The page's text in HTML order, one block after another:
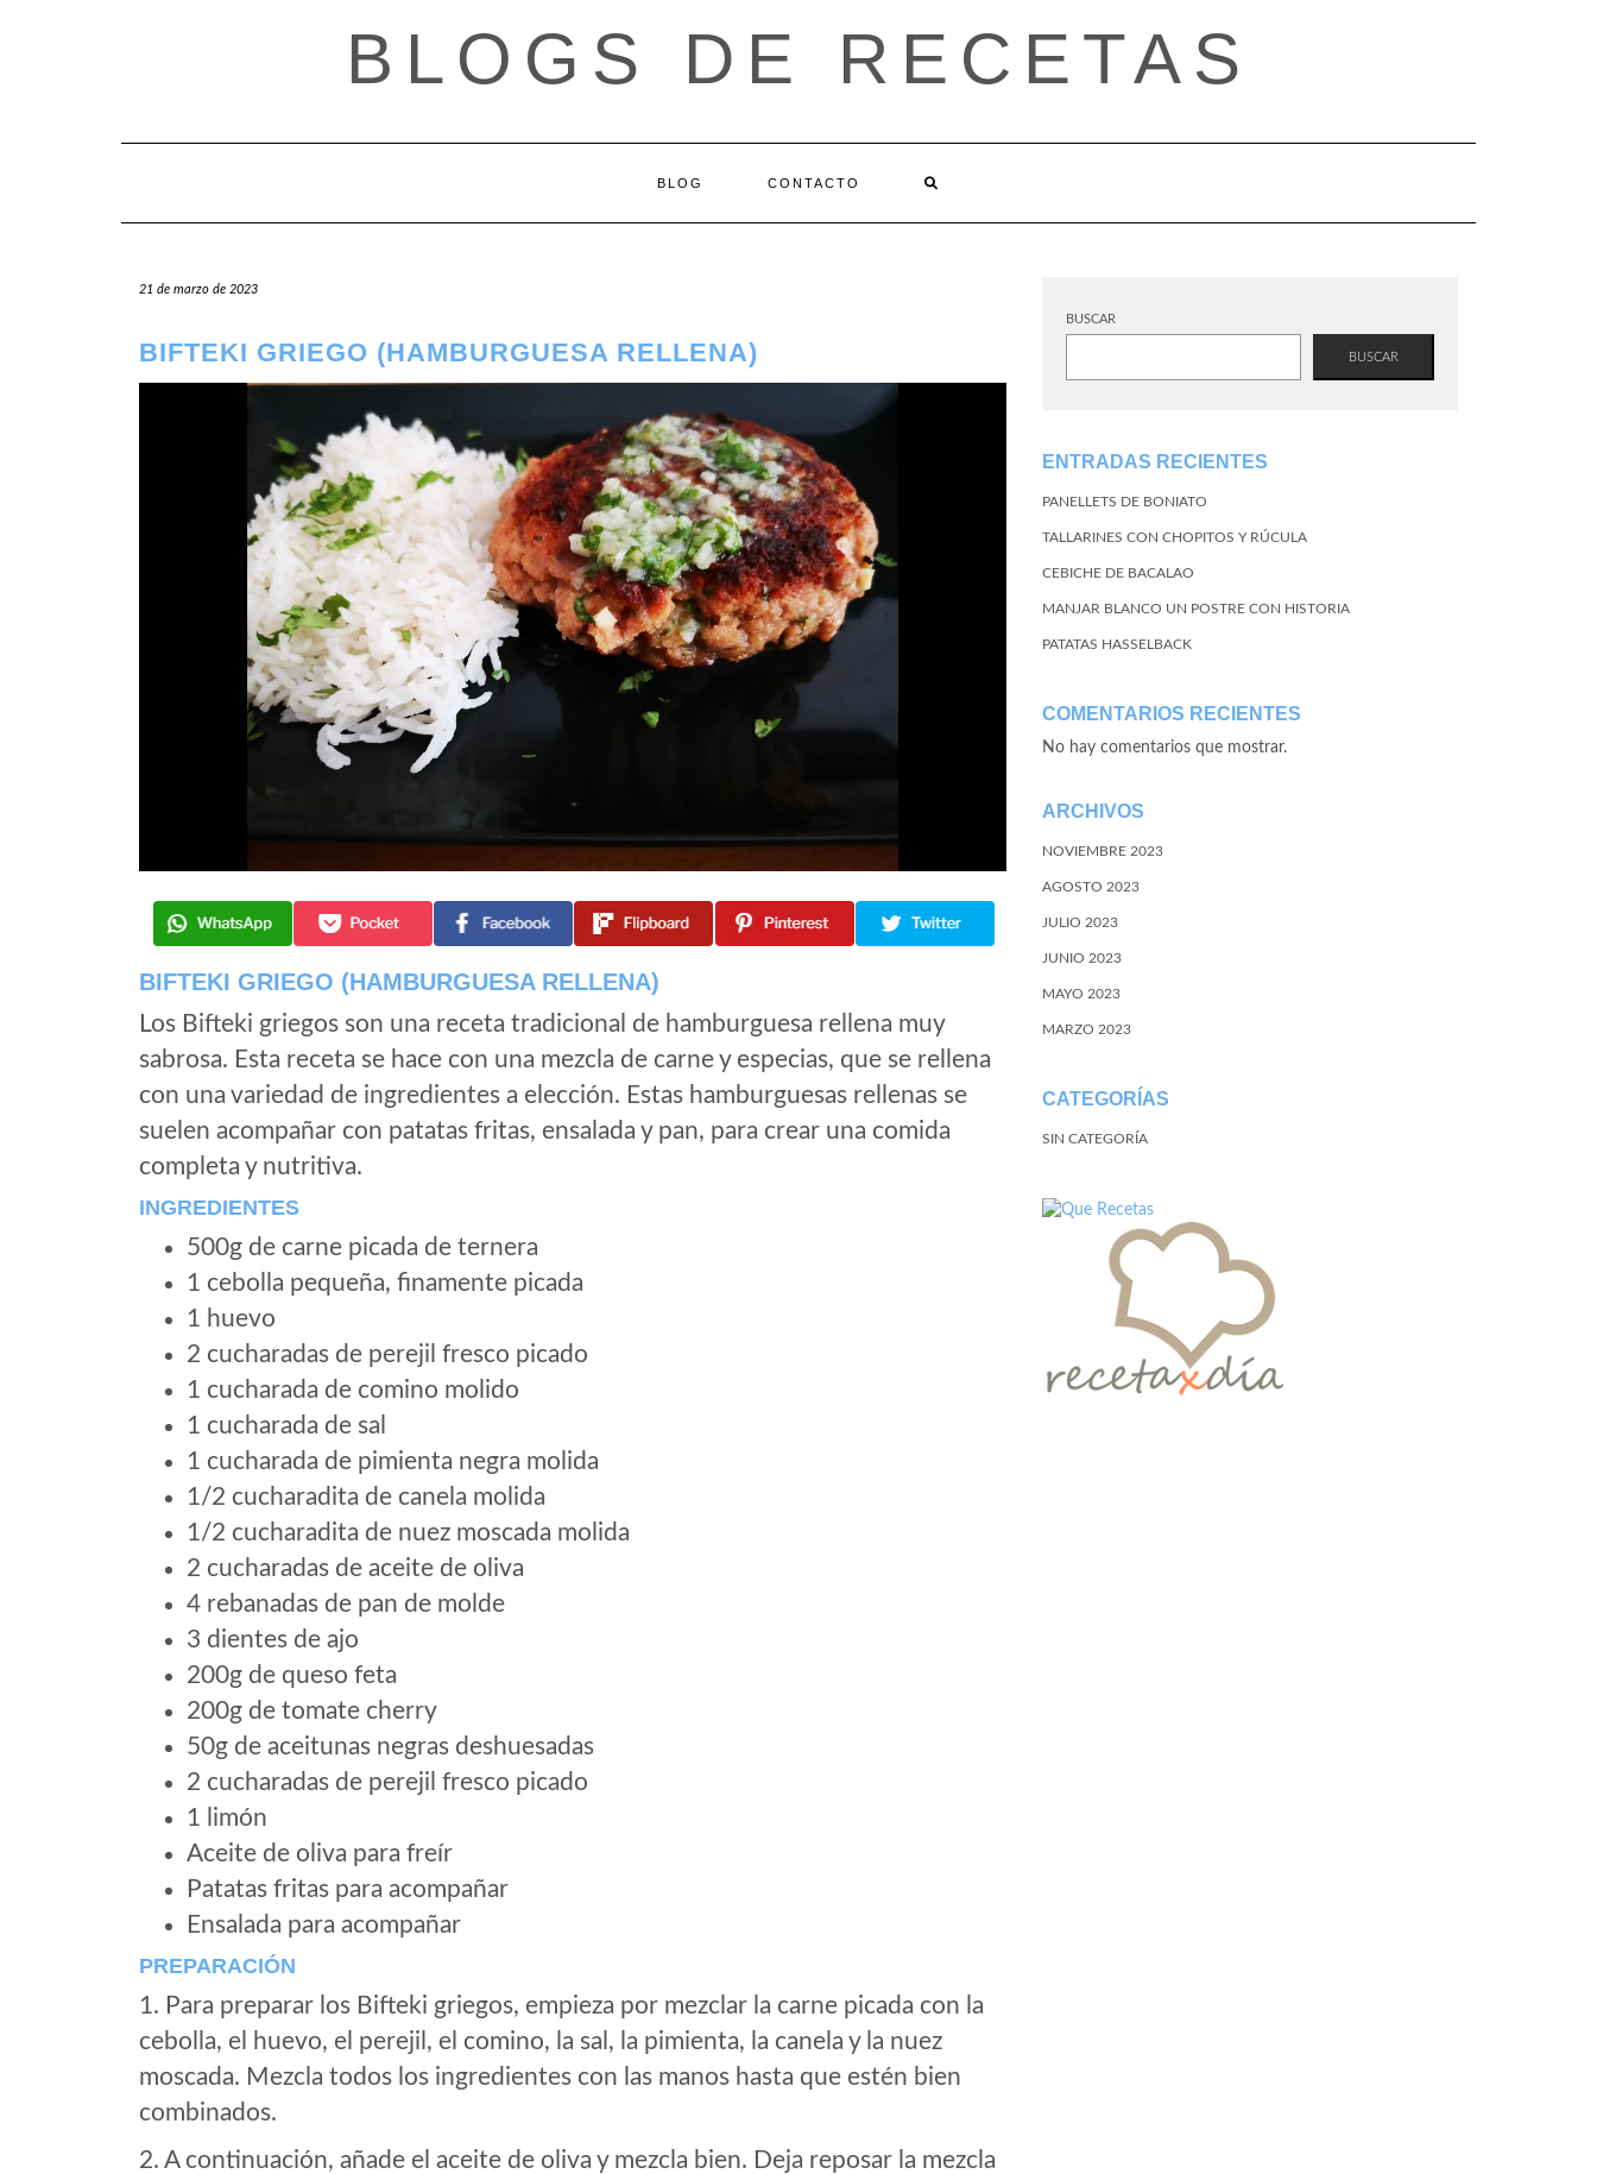
BLOGS DE RECETAS
BLOG CONTACTO
21 de marzo de 2023
BIFTEKI GRIEGO (HAMBURGUESA RELLENA)
BIFTEKI GRIEGO (HAMBURGUESA RELLENA)
Los Bifteki griegos son una receta tradicional de hamburguesa rellena muy
sabrosa. Esta receta se hace con una mezcla de carne y especias, que se rellena
con una variedad de ingredientes a elección. Estas hamburguesas rellenas se
suelen acompañar con patatas fritas, ensalada y pan, para crear una comida
completa y nutritiva.
INGREDIENTES
500g de carne picada de ternera
1 cebolla pequeña, finamente picada
1 huevo
2 cucharadas de perejil fresco picado
1 cucharada de comino molido
1 cucharada de sal
1 cucharada de pimienta negra molida
1/2 cucharadita de canela molida
1/2 cucharadita de nuez moscada molida
2 cucharadas de aceite de oliva
4 rebanadas de pan de molde
3 dientes de ajo
200g de queso feta
200g de tomate cherry
50g de aceitunas negras deshuesadas
2 cucharadas de perejil fresco picado
1 limón
Aceite de oliva para freír
Patatas fritas para acompañar
Ensalada para acompañar
PREPARACIÓN
1. Para preparar los Bifteki griegos, empieza por mezclar la carne picada con la
cebolla, el huevo, el perejil, el comino, la sal, la pimienta, la canela y la nuez
moscada. Mezcla todos los ingredientes con las manos hasta que estén bien
combinados.
2. A continuación, añade el aceite de oliva y mezcla bien. Deja reposar la mezcla
BUSCAR
BUSCAR
ENTRADAS RECIENTES
PANELLETS DE BONIATO
TALLARINES CON CHOPITOS Y RÚCULA
CEBICHE DE BACALAO
MANJAR BLANCO UN POSTRE CON HISTORIA
PATATAS HASSELBACK
COMENTARIOS RECIENTES
No hay comentarios que mostrar.
ARCHIVOS
NOVIEMBRE 2023
AGOSTO 2023
JULIO 2023
JUNIO 2023
MAYO 2023
MARZO 2023
CATEGORÍAS
SIN CATEGORÍA